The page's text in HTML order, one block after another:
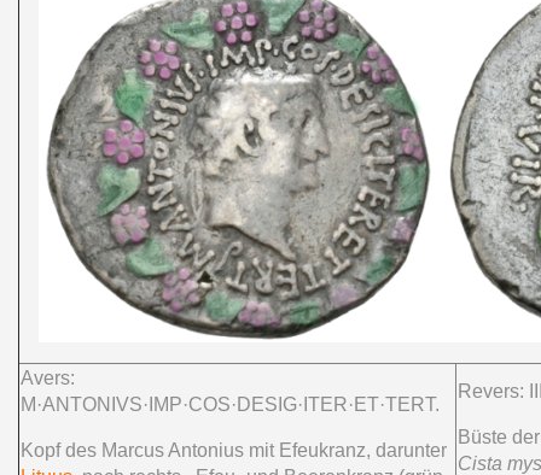
Avers:
M·ANTONIVS·IMP·COS·DESIG·ITER·ET·TERT.
Kopf des Marcus Antonius mit Efeukranz, darunter
Revers:
Büste
Cista